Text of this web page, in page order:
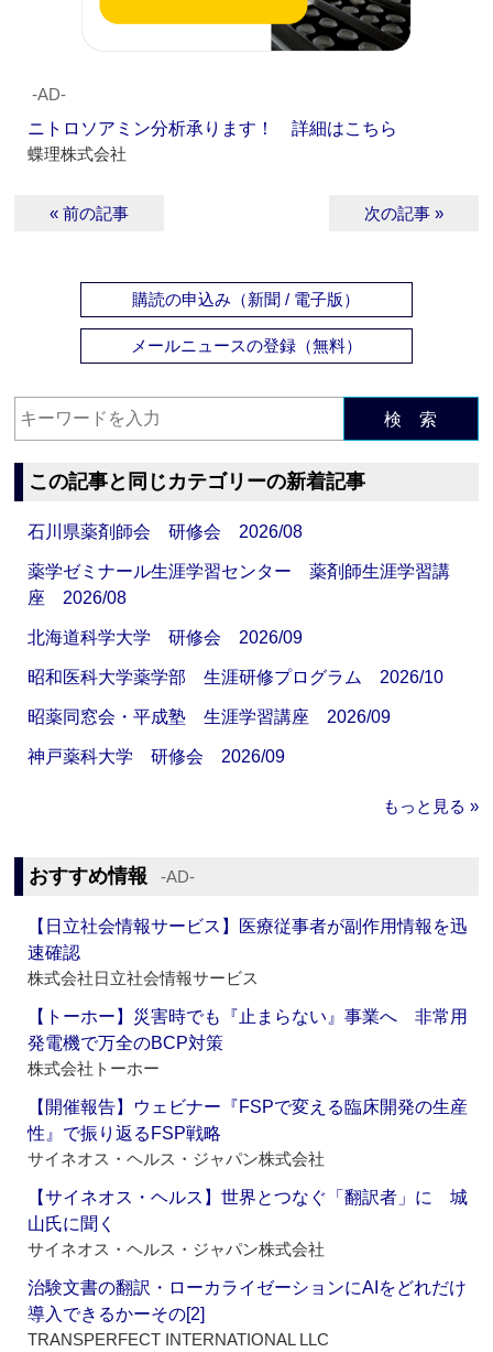
‐AD‐
ニトロソアミン分析承ります！ 詳細はこちら
蝶理株式会社
« 前の記事 次の記事 »
購読の申込み（新聞 / 電子版）
メールニュースの登録（無料）
検 索
この記事と同じカテゴリーの新着記事
石川県薬剤師会 研修会 2026/08
薬学ゼミナール生涯学習センター 薬剤師生涯学習講
座 2026/08
北海道科学大学 研修会 2026/09
昭和医科大学薬学部 生涯研修プログラム 2026/10
昭薬同窓会・平成塾 生涯学習講座 2026/09
神戸薬科大学 研修会 2026/09
もっと見る »
おすすめ情報 ‐AD‐
【日立社会情報サービス】医療従事者が副作用情報を迅
速確認
株式会社日立社会情報サービス
【トーホー】災害時でも『止まらない』事業へ 非常用
発電機で万全のBCP対策
株式会社トーホー
【開催報告】ウェビナー『FSPで変える臨床開発の生産
性』で振り返るFSP戦略
サイネオス・ヘルス・ジャパン株式会社
【サイネオス・ヘルス】世界とつなぐ「翻訳者」に 城
山氏に聞く
サイネオス・ヘルス・ジャパン株式会社
治験文書の翻訳・ローカライゼーションにAIをどれだけ
導入できるかーその[2]
TRANSPERFECT INTERNATIONAL LLC